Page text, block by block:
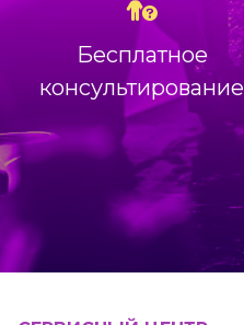
Бесплатное
консультирование